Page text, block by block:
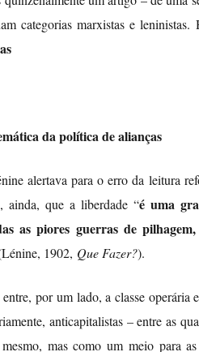
categorias marxistas e
da política de alianças
alertava para o erro da leitura
ainda, que a liberdade “é uma
as piores guerras de
1902, Que Fazer?).
por um lado, a classe operária
anticapitalistas – entre as
mas como um meio para